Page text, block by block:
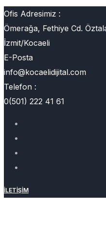
Ofis Adresimiz :
Ömerağa, Fethiye Cd.
İzmit/Kocaeli
E-Posta
info@kocaelidijital.com
Telefon :
0(501) 222 41 61
İLETIŞIM